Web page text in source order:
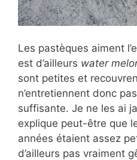
Les pastèques aiment
est d’ailleurs water
sont petites et
n’entretiennent donc
suffisante. Je ne les ai
explique peut-être que
années étaient assez
d’ailleurs pas vraiment